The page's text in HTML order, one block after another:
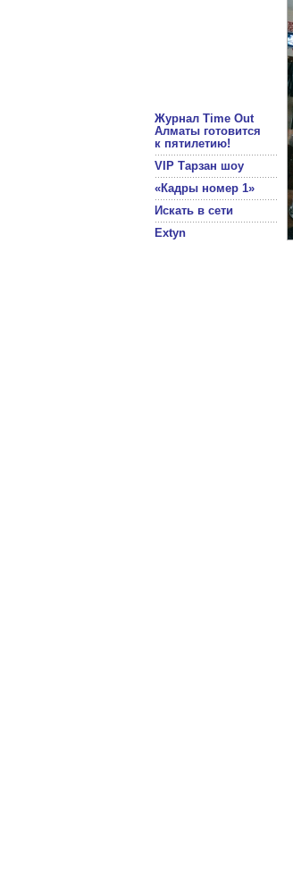
Журнал Time Out
Алматы готовится
к пятилетию!
VIP Тарзан шоу
«Кадры номер 1»
Искать в сети
Extyn